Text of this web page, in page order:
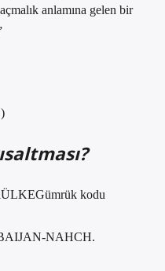
anlamına gelen bir
kodu
NAHCH.